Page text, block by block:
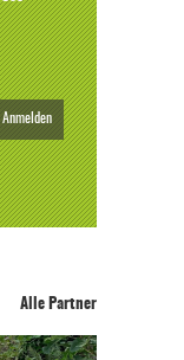
Anmelden
Alle Partner